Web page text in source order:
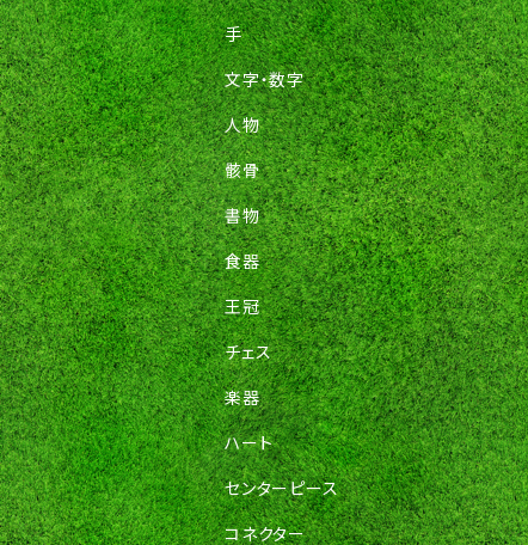
手
文字・数字
人物
骸骨
書物
食器
王冠
チェス
楽器
ハート
センターピース
コネクター